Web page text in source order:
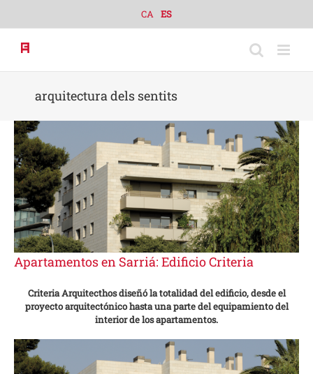
content
CA ES
arquitectura dels sentits
Apartamentos en Sarriá: Edificio Criteria
Criteria Arquitecthos diseñó la totalidad del edificio, desde el
proyecto arquitectónico hasta una parte del equipamiento del
interior de los apartamentos.